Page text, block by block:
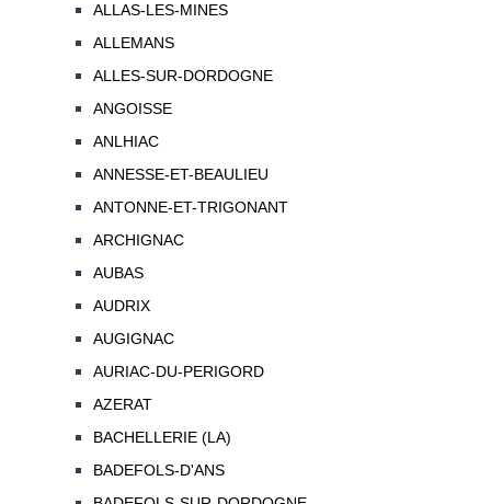
ALLAS-LES-MINES
ALLEMANS
ALLES-SUR-DORDOGNE
ANGOISSE
ANLHIAC
ANNESSE-ET-BEAULIEU
ANTONNE-ET-TRIGONANT
ARCHIGNAC
AUBAS
AUDRIX
AUGIGNAC
AURIAC-DU-PERIGORD
AZERAT
BACHELLERIE (LA)
BADEFOLS-D'ANS